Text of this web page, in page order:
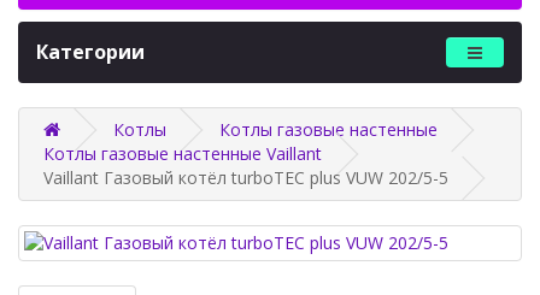
Категории
Котлы
Котлы газовые настенные
Котлы газовые настенные Vaillant
Vaillant Газовый котёл turboTEC plus VUW 202/5-5